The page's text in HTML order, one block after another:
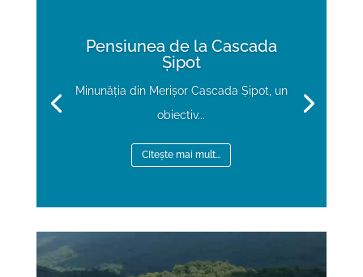
Pensiunea de la Cascada
Șipot
Minunăția din Merișor Cascada Șipot, un
obiectiv...
CItește mai mult...
Video
Player